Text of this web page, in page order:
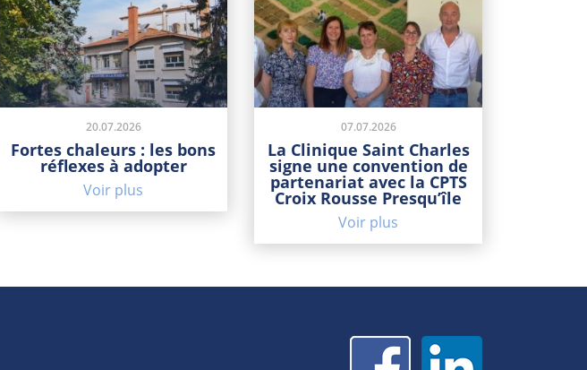
20.07.2026
Fortes chaleurs : les bons
réflexes à adopter
Voir plus
07.07.2026
La Clinique Saint Charles
signe une convention de
partenariat avec la CPTS
Croix Rousse Presqu’île
Voir plus